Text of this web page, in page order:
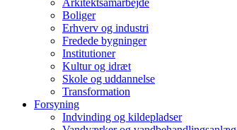
Boliger
Erhverv og industri
Fredede bygninger
Institutioner
Kultur og idræt
Skole og uddannelse
Transformation
Forsyning
Indvinding og kildepladser